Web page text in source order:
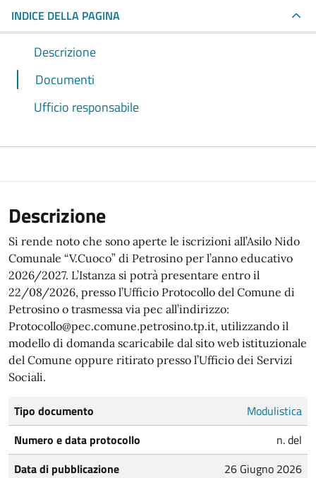
INDICE DELLA PAGINA
Descrizione
Documenti
Ufficio responsabile
Descrizione
Si rende noto che sono aperte le iscrizioni all’Asilo Nido
Comunale “V.Cuoco” di Petrosino per l’anno educativo
2026/2027. L’Istanza si potrà presentare entro il
22/08/2026, presso l’Ufficio Protocollo del Comune di
Petrosino o trasmessa via pec all’indirizzo:
Protocollo@pec.comune.petrosino.tp.it, utilizzando il
modello di domanda scaricabile dal sito web istituzionale
del Comune oppure ritirato presso l’Ufficio dei Servizi
Sociali.
Tipo documento
Modulistica
Numero e data protocollo
n. del
Data di pubblicazione
26 Giugno 2026